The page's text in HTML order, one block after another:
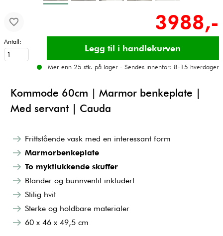
3988,-
Antall:
Mer enn 25 stk. på lager - Sendes innenfor: 8-15 hverdager
Kommode 60cm | Marmor benkeplate |
Med servant | Cauda
Frittstående vask med en interessant form
Marmorbenkeplate
To myktlukkende skuffer
Blander og bunnventil inkludert
Stilig hvit
Sterke og holdbare materialer
60 x 46 x 49,5 cm